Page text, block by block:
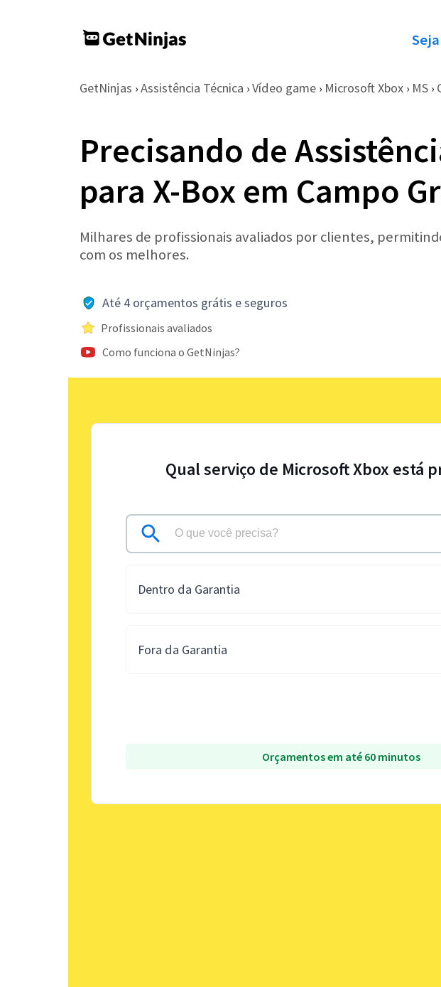
GetNinjas › Assistência Técnica › Vídeo game › Microsoft Xbox › MS ›
Precisando de
para X-Box em Campo
Milhares de profissionais avaliados por clientes,
com os melhores.
Até 4 orçamentos grátis e seguros
Profissionais avaliados
Como funciona o GetNinjas?
Qual serviço de Microsoft Xbox está
Dentro da Garantia
Fora da Garantia
Orçamentos em até 60 minutos